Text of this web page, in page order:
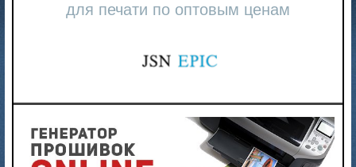
для печати по оптовым ценам